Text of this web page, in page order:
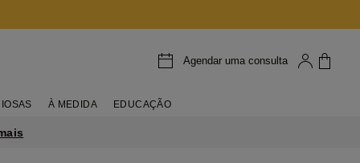
Agendar uma consulta
À MEDIDA EDUCAÇÃO